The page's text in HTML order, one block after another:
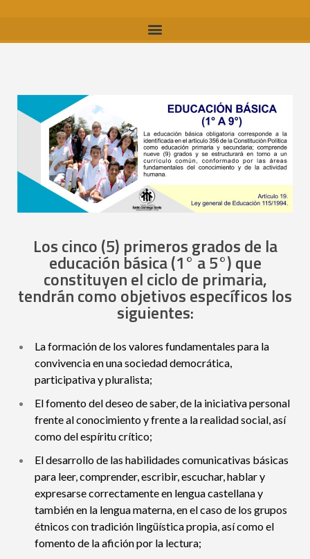
Los cinco (5) primeros grados de la
educación básica (1° a 5°) que
constituyen el ciclo de primaria,
tendrán como objetivos específicos los
siguientes:
La formación de los valores fundamentales para la
convivencia en una sociedad democrática,
participativa y pluralista;
El fomento del deseo de saber, de la iniciativa personal
frente al conocimiento y frente a la realidad social, así
como del espíritu crítico;
El desarrollo de las habilidades comunicativas básicas
para leer, comprender, escribir, escuchar, hablar y
expresarse correctamente en lengua castellana y
también en la lengua materna, en el caso de los grupos
étnicos con tradición lingüística propia, así como el
fomento de la afición por la lectura;